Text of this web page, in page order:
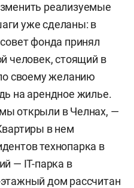
реализуемые
уже сделаны: в
фонда принял
человек, стоящий в
своему желанию
на арендное жилье.
открыли в Челнах, —
в нем
технопарка в
— ІТ-парка в
дом рассчитан